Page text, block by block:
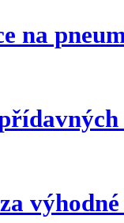
na